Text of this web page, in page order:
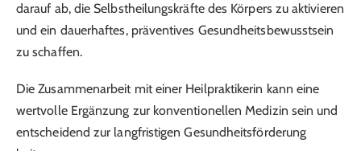
darauf ab, die Selbstheilungskräfte des Körpers zu aktivieren
und ein dauerhaftes, präventives Gesundheitsbewusstsein
zu schaffen.
Die Zusammenarbeit mit einer Heilpraktikerin kann eine
wertvolle Ergänzung zur konventionellen Medizin sein und
entscheidend zur langfristigen Gesundheitsförderung